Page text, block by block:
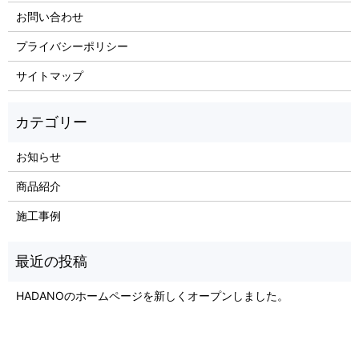
お問い合わせ
プライバシーポリシー
サイトマップ
お知らせ
商品紹介
施工事例
HADANOのホームページを新しくオープンしました。